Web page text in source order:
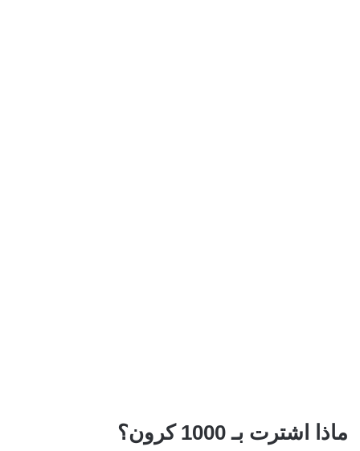
ماذا اشترت بـ 1000 كرون؟